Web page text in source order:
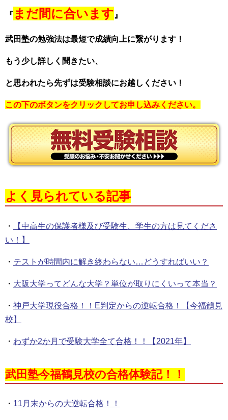
『 まだ間に合います 』
武田塾の勉強法は最短で成績向上に繋がります！
もう少し詳しく聞きたい、
と思われたら先ずは受験相談にお越しください！
この下のボタンをクリックしてお申し込みください。
よく見られている記事
・
【中高生の保護者様及び受験生、学生の方は見てくださ
い！】
・ テストが時間内に解き終わらない…どうすればいい？
・ 大阪大学ってどんな大学？単位が取りにくいって本当？
・ 神戸大学現役合格！！E判定からの逆転合格！【今福鶴見
校】
・ わずか2か月で受験大学全て合格！！【2021年】
武田塾今福鶴見校の合格体験記！！
・ 11月末からの大逆転合格！！